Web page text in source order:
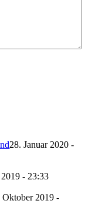
28. Januar 2020 -
- 23:33
Oktober 2019 -